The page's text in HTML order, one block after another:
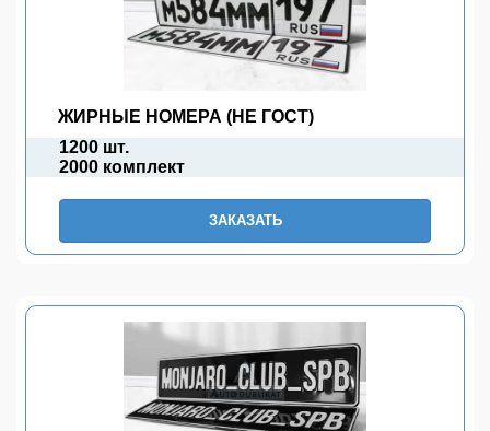
ЖИРНЫЕ НОМЕРА (НЕ ГОСТ)
1200 шт.
2000 комплект
ЗАКАЗАТЬ